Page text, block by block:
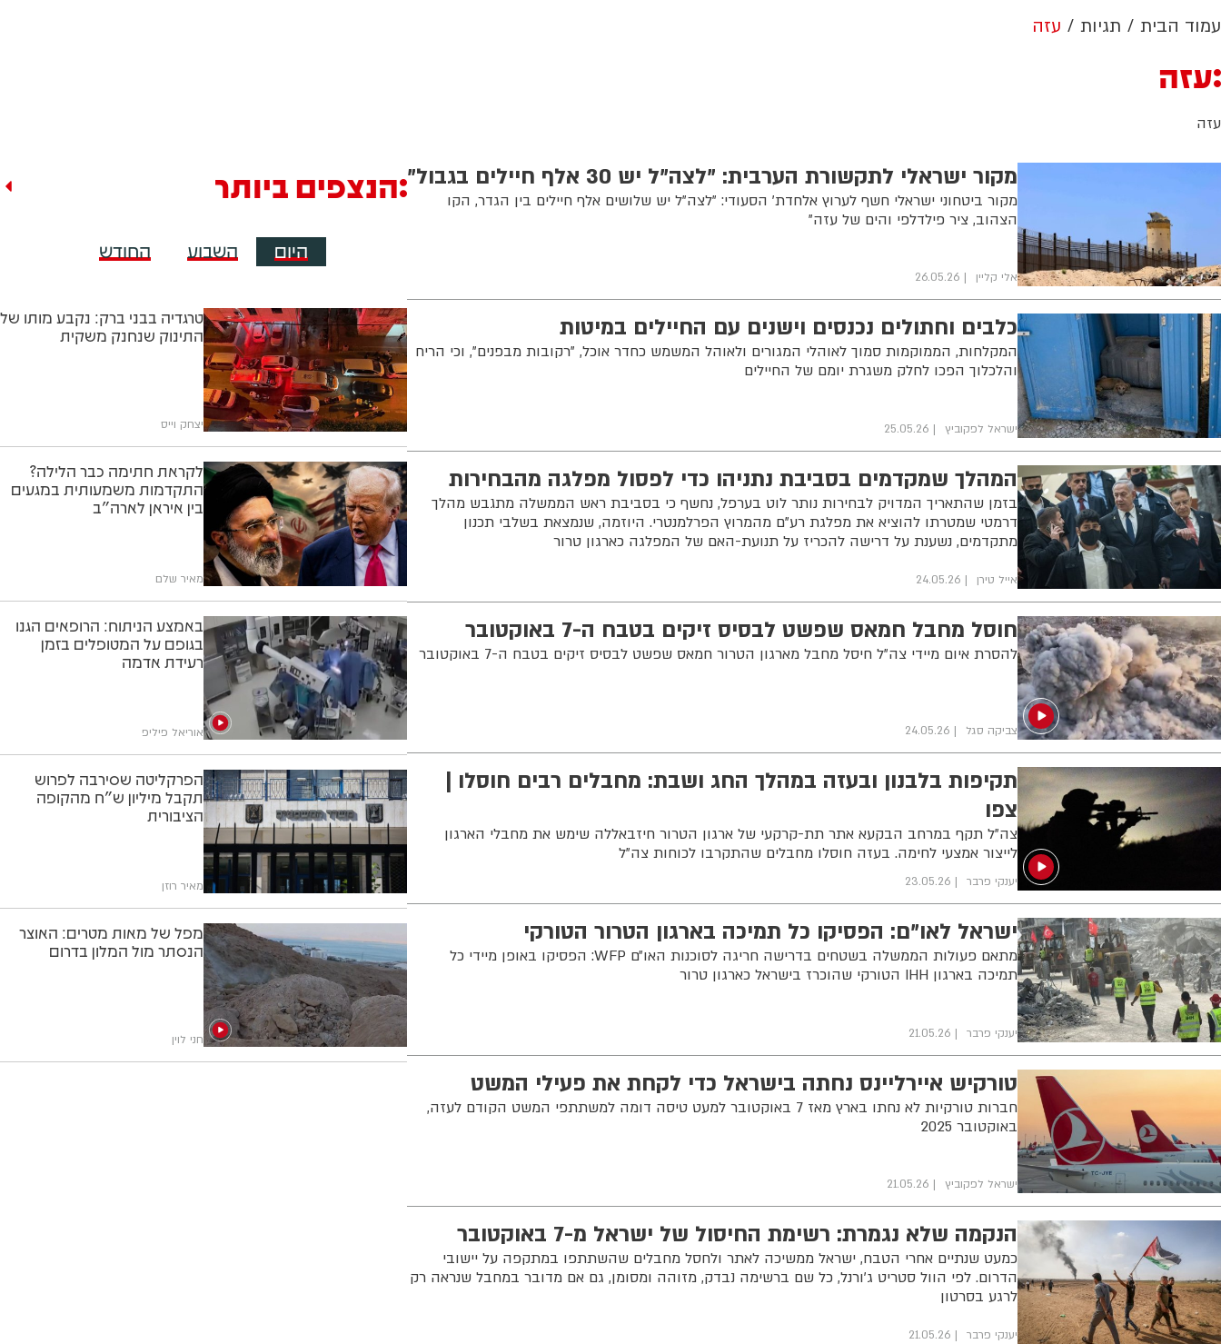
עמוד הבית תגיות עזה
עזה
עזה
מקור ישראלי לתקשורת הערבית: "לצה"ל יש 30 אלף חיילים בגבול"
מקור ביטחוני ישראלי חשף לערוץ אלחדת' הסעודי: "לצה"ל יש שלושים אלף חיילים בין הגדר, הקו
הצהוב, ציר פילדלפי והים של עזה"
אלי קליין 26.05.26
כלבים וחתולים נכנסים וישנים עם החיילים במיטות
המקלחות, הממוקמות סמוך לאוהלי המגורים ולאוהל המשמש כחדר אוכל, "רקובות מבפנים", וכי הריח
והלכלוך הפכו לחלק משגרת יומם של החיילים
ישראל לפקוביץ 25.05.26
המהלך שמקדמים בסביבת נתניהו כדי לפסול מפלגה מהבחירות
בזמן שהתאריך המדויק לבחירות נותר לוט בערפל, נחשף כי בסביבת ראש הממשלה מתגבש מהלך
דרמטי שמטרתו להוציא את מפלגת רע"ם מהמרוץ הפרלמנטרי. היוזמה, שנמצאת בשלבי תכנון
מתקדמים, נשענת על דרישה להכריז על תנועת-האם של המפלגה כארגון טרור
אייל טירן 24.05.26
חוסל מחבל חמאס שפשט לבסיס זיקים בטבח ה-7 באוקטובר
להסרת איום מיידי צה"ל חיסל מחבל מארגון הטרור חמאס שפשט לבסיס זיקים בטבח ה-7 באוקטובר
צביקה סגל 24.05.26
תקיפות בלבנון ובעזה במהלך החג ושבת: מחבלים רבים חוסלו |
צפו
צה"ל תקף במרחב הבקעא אתר תת-קרקעי של ארגון הטרור חיזבאללה שימש את מחבלי הארגון
לייצור אמצעי לחימה. בעזה חוסלו מחבלים שהתקרבו לכוחות צה"ל
יענקי פרבר 23.05.26
ישראל לאו"ם: הפסיקו כל תמיכה בארגון הטרור הטורקי
מתאם פעולות הממשלה בשטחים בדרישה חריגה לסוכנות האו״ם WFP: הפסיקו באופן מיידי כל
תמיכה בארגון IHH הטורקי שהוכרז בישראל כארגון טרור
יענקי פרבר 21.05.26
טורקיש איירליינס נחתה בישראל כדי לקחת את פעילי המשט
חברות טורקיות לא נחתו בארץ מאז 7 באוקטובר למעט טיסה דומה למשתתפי המשט הקודם לעזה,
באוקטובר 2025
ישראל לפקוביץ 21.05.26
הנקמה שלא נגמרת: רשימת החיסול של ישראל מ-7 באוקטובר
כמעט שנתיים אחרי הטבח, ישראל ממשיכה לאתר ולחסל מחבלים שהשתתפו במתקפה על יישובי
הדרום. לפי הוול סטריט ג'ורנל, כל שם ברשימה נבדק, מזוהה ומסומן, גם אם מדובר במחבל שנראה רק
לרגע בסרטון
יענקי פרבר 21.05.26
הנצפים ביותר
היום השבוע החודש
טרגדיה בבני ברק: נקבע מותו של
התינוק שנחנק משקית
יצחק וייס
לקראת חתימה כבר הלילה?
התקדמות משמעותית במגעים
בין איראן לארה"ב
מאיר שלם
באמצע הניתוח: הרופאים הגנו
בגופם על המטופלים בזמן
רעידת אדמה
אוריאל פיליפ
הפרקליטה שסירבה לפרוש
תקבל מיליון ש"ח מהקופה
הציבורית
מאיר רוזן
מפל של מאות מטרים: האוצר
הנסתר מול המלון בדרום
חני לוין